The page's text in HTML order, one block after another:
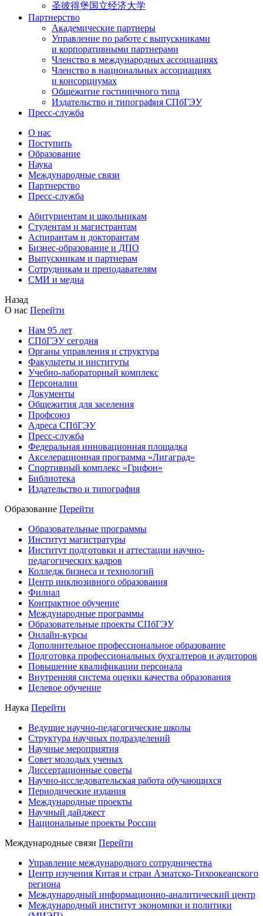
圣彼得堡国立经济大学
Партнерство
Академические партнеры
Управление по работе с выпускниками
и корпоративными партнерами
Членство в международных ассоциациях
Членство в национальных ассоциациях
и консорциумах
Общежитие гостиничного типа
Издательство и типография СПбГЭУ
Пресс-служба
О нас
Поступить
Образование
Наука
Международные связи
Партнерство
Пресс-служба
Абитуриентам и школьникам
Студентам и магистрантам
Аспирантам и докторантам
Бизнес-образование и ДПО
Выпускникам и партнерам
Сотрудникам и преподавателям
СМИ и медиа
Назад
О нас Перейти
Нам 95 лет
СПбГЭУ сегодня
Органы управления и структура
Факультеты и институты
Учебно-лабораторный комплекс
Персоналии
Документы
Общежития для заселения
Профсоюз
Адреса СПбГЭУ
Пресс-служба
Федеральная инновационная площадка
Акселерационная программа «Лигаград»­­
Спортивный комплекс «Грифон»
Библиотека
Издательство и типография
Образование Перейти
Образовательные программы
Институт магистратуры
Институт подготовки и аттестации научно-
педагогических кадров
Колледж бизнеса и технологий
Центр инклюзивного образования
Филиал
Контрактное обучение
Международные программы
Образовательные проекты СПбГЭУ
Онлайн-курсы
Дополнительное профессиональное образование
Подготовка профессиональных бухгалтеров и аудиторов
Повышение квалификации персонала
Внутренняя система оценки качества образования
Целевое обучение
Наука Перейти
Ведущие научно-педагогические школы
Структура научных подразделений
Научные мероприятия
Совет молодых ученых
Диссертационные советы
Научно-исследовательская работа обучающихся
Периодические издания
Международные проекты
Научный дайджест
Национальные проекты России
Международные связи Перейти
Управление международного сотрудничества
Центр изучения Китая и стран Азиатско-Тихоокеанского
региона
Международный информационно-аналитический центр
Международный институт экономики и политики